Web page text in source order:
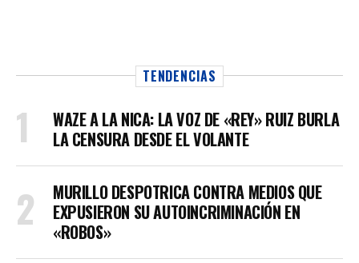
TENDENCIAS
WAZE A LA NICA: LA VOZ DE «REY» RUIZ BURLA
LA CENSURA DESDE EL VOLANTE
MURILLO DESPOTRICA CONTRA MEDIOS QUE
EXPUSIERON SU AUTOINCRIMINACIÓN EN
«ROBOS»